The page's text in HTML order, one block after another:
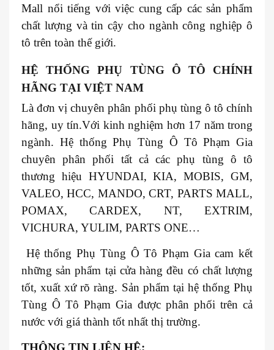
Mall nổi tiếng với việc cung cấp các sản phẩm
chất lượng và tin cậy cho ngành công nghiệp ô
tô trên toàn thế giới.
HỆ THỐNG PHỤ TÙNG Ô TÔ CHÍNH
HÃNG TẠI VIỆT NAM
Là đơn vị chuyên phân phối phụ tùng ô tô chính
hãng, uy tín.Với kinh nghiệm hơn 17 năm trong
ngành. Hệ thống Phụ Tùng Ô Tô Phạm Gia
chuyên phân phối tất cả các phụ tùng ô tô
thương hiệu HYUNDAI, KIA, MOBIS, GM,
VALEO, HCC, MANDO, CRT, PARTS MALL,
POMAX, CARDEX, NT, EXTRIM,
VICHURA, YULIM, PARTS ONE…
Hệ thống Phụ Tùng Ô Tô Phạm Gia cam kết
những sản phẩm tại cửa hàng đều có chất lượng
tốt, xuất xứ rõ ràng. Sản phẩm tại hệ thống Phụ
Tùng Ô Tô Phạm Gia được phân phối trên cả
nước với giá thành tốt nhất thị trường.
THÔNG TIN LIÊN HỆ: